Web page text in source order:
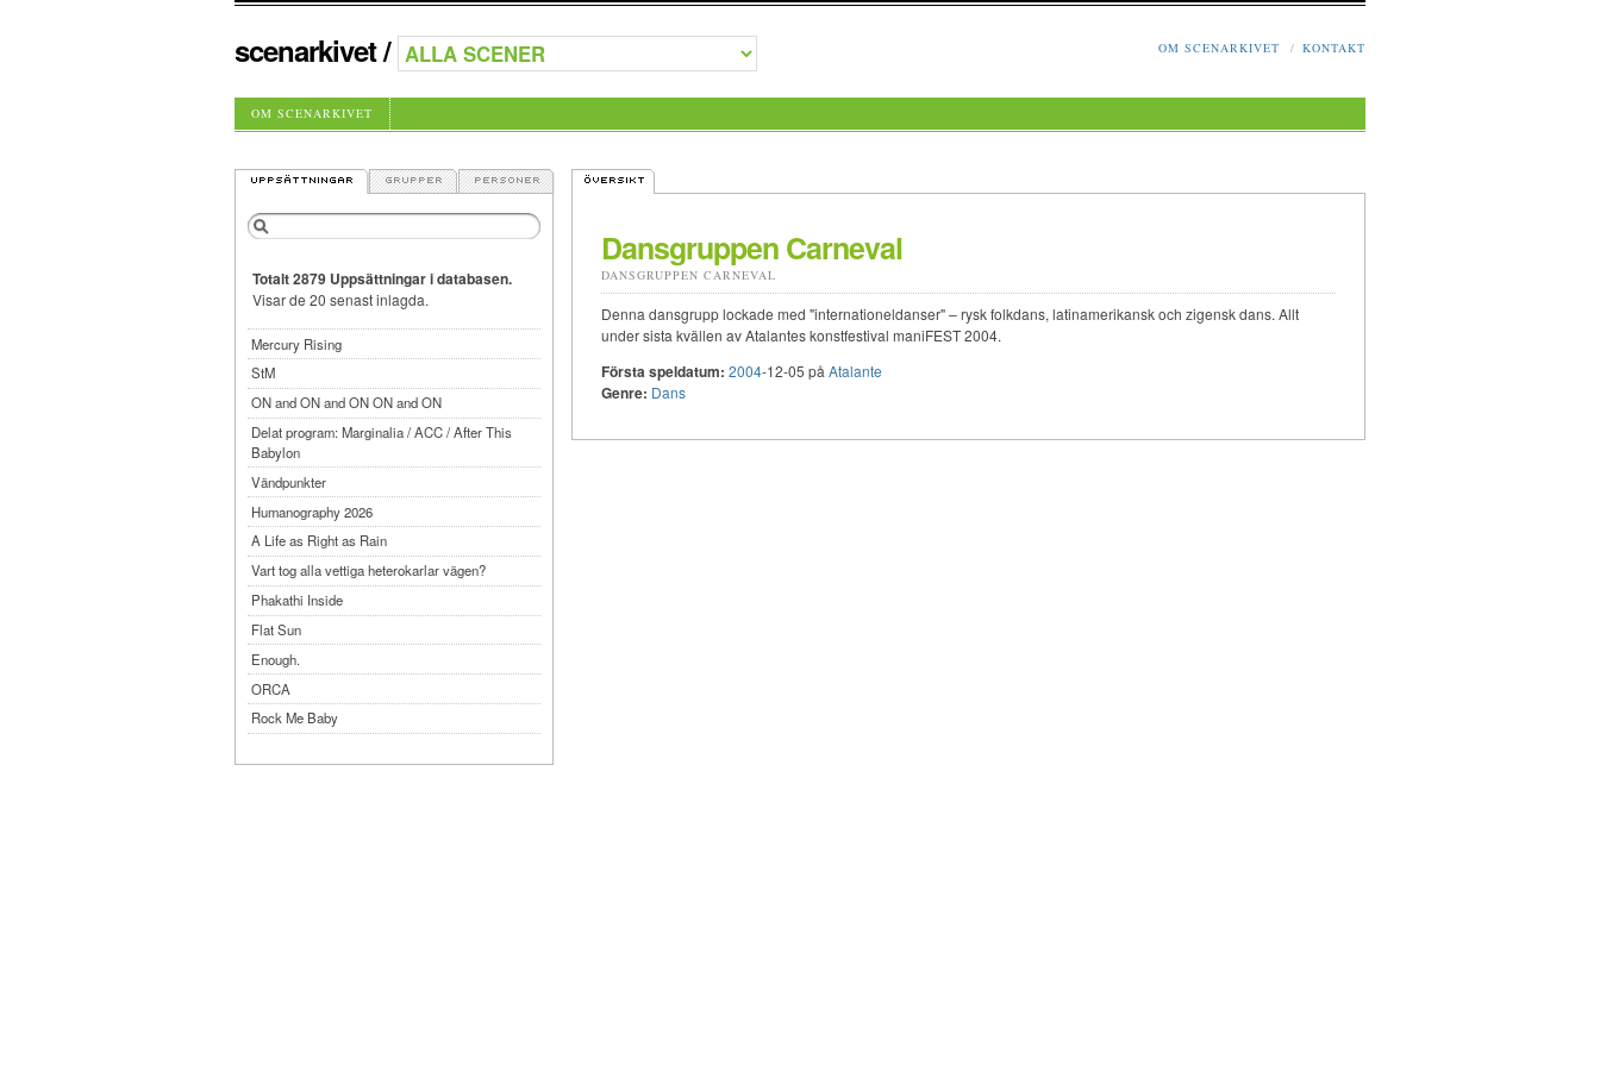
scenarkivet/ OM SCENARKIVET / KONTAKT
OM SCENARKIVET
Dansgruppen Carneval
DANSGRUPPEN CARNEVAL
Denna dansgrupp lockade med "internationeldanser" – rysk folkdans, latinamerikansk och zigensk dans. Allt
under sista kvällen av Atalantes konstfestival maniFEST 2004.
Första speldatum: 2004-12-05 på Atalante
Genre: Dans
Totalt 2879 Uppsättningar i databasen.
Visar de 20 senast inlagda.
Mercury Rising
StM
ON and ON and ON ON and ON
Delat program: Marginalia / ACC / After This
Babylon
Vändpunkter
Humanography 2026
A Life as Right as Rain
Vart tog alla vettiga heterokarlar vägen?
Phakathi Inside
Flat Sun
Enough.
ORCA
Rock Me Baby